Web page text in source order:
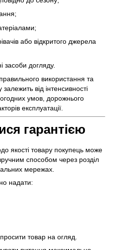
або відкритого джерела
засоби догляду.
використання та
від інтенсивності
умов, дорожнього
експлуатації.
гарантією
якості товару покупець може
способом через розділ
мережах.
надати:
товар на огляд.